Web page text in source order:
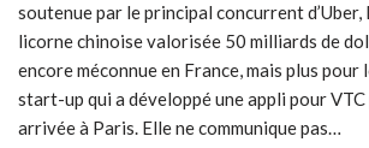
soutenue par le principal concurrent d’Uber,
licorne chinoise valorisée 50 milliards de
encore méconnue en France, mais plus
start-up qui a développé une appli pour
arrivée à Paris. Elle ne communique pas…